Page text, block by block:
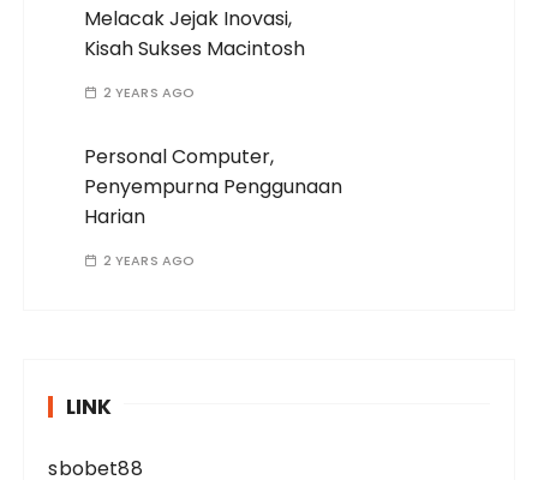
Melacak Jejak Inovasi,
Kisah Sukses Macintosh
2 YEARS AGO
Personal Computer,
Penyempurna Penggunaan
Harian
2 YEARS AGO
LINK
sbobet88